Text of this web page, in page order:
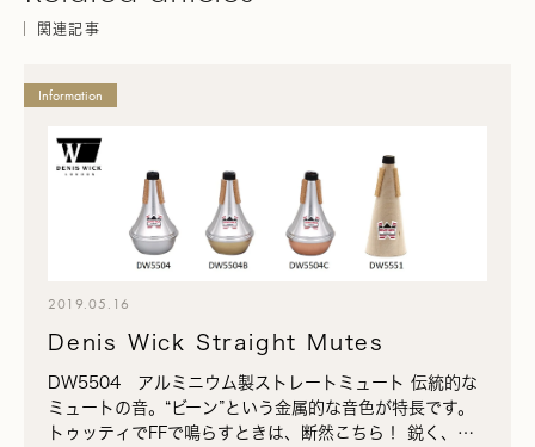
関連記事
Information
2019.05.16
Denis Wick Straight Mutes
DW5504 アルミニウム製ストレートミュート 伝統的な
ミュートの音。“ビーン”という金属的な音色が特長です。
トゥッティでFFで鳴らすときは、断然こちら！ 鋭く、金